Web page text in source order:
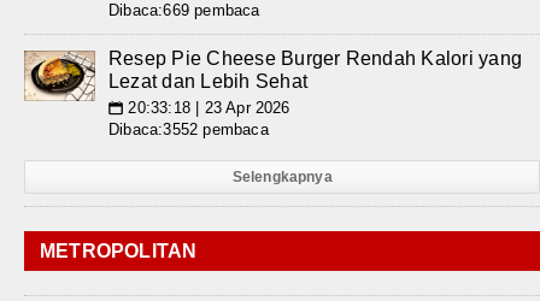
Dibaca:669 pembaca
Resep Pie Cheese Burger Rendah Kalori yang
Lezat dan Lebih Sehat
📅 20:33:18 | 23 Apr 2026
Dibaca:3552 pembaca
Selengkapnya
METROPOLITAN